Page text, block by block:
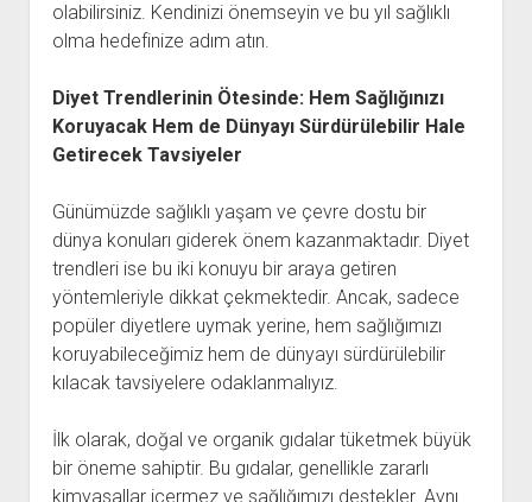
olabilirsiniz. Kendinizi önemseyin ve bu yıl sağlıklı
olma hedefinize adım atın.
Diyet Trendlerinin Ötesinde: Hem Sağlığınızı
Koruyacak Hem de Dünyayı Sürdürülebilir Hale
Getirecek Tavsiyeler
Günümüzde sağlıklı yaşam ve çevre dostu bir
dünya konuları giderek önem kazanmaktadır. Diyet
trendleri ise bu iki konuyu bir araya getiren
yöntemleriyle dikkat çekmektedir. Ancak, sadece
popüler diyetlere uymak yerine, hem sağlığımızı
koruyabileceğimiz hem de dünyayı sürdürülebilir
kılacak tavsiyelere odaklanmalıyız.
İlk olarak, doğal ve organik gıdalar tüketmek büyük
bir öneme sahiptir. Bu gıdalar, genellikle zararlı
kimyasallar içermez ve sağlığımızı destekler. Aynı